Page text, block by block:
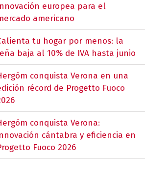
europea para el
americano
tu hogar por menos: la
baja al 10% de IVA hasta junio
conquista Verona en una
récord de Progetto Fuoco
conquista Verona:
cántabra y eficiencia en
Fuoco 2026